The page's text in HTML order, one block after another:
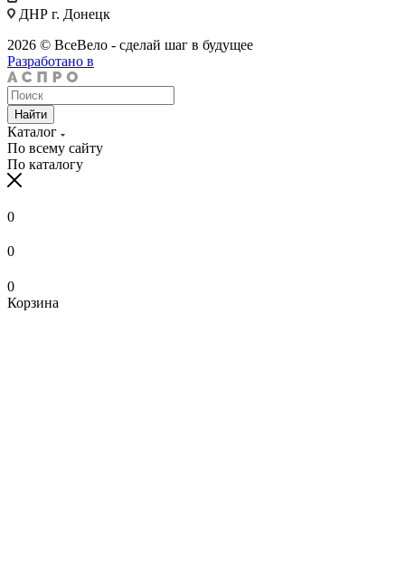
ДНР г. Донецк
2026 © ВсеВело - сделай шаг в будущее
Разработано в
Найти
Каталог
По всему сайту
По каталогу
0
0
0
Корзина